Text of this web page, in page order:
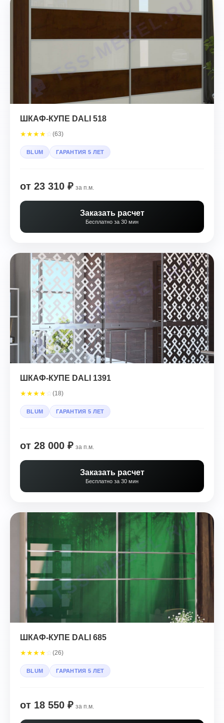
ШКАФ-КУПЕ DALI 518
★★★★ (63)
BLUM ГАРАНТИЯ 5 ЛЕТ
от 23 310 ₽ за п.м.
Заказать расчет
Бесплатно за 30 мин
ШКАФ-КУПЕ DALI 1391
★★★★ (18)
BLUM ГАРАНТИЯ 5 ЛЕТ
от 28 000 ₽ за п.м.
Заказать расчет
Бесплатно за 30 мин
ШКАФ-КУПЕ DALI 685
★★★★ (26)
BLUM ГАРАНТИЯ 5 ЛЕТ
от 18 550 ₽ за п.м.